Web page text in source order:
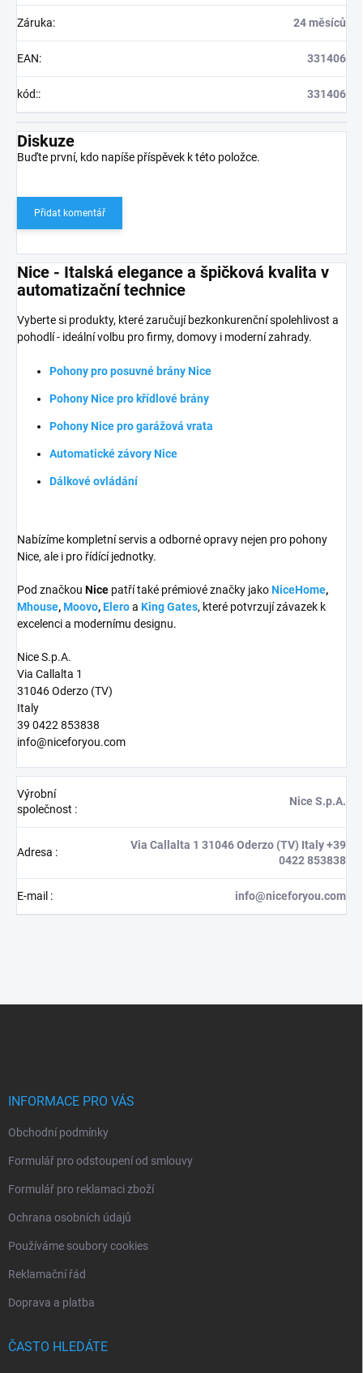
Záruka: 24 měsíců
EAN: 331406
kód:: 331406
Diskuze
Buďte první, kdo napíše příspěvek k této položce.
Přidat komentář
Nice - Italská elegance a špičková kvalita v
automatizační technice
Vyberte si produkty, které zaručují bezkonkurenční spolehlivost a
pohodlí - ideální volbu pro firmy, domovy i moderní zahrady.
Pohony pro posuvné brány Nice
Pohony Nice pro křídlové brány
Pohony Nice pro garážová vrata
Automatické závory Nice
Dálkové ovládání
Nabízíme kompletní servis a odborné opravy nejen pro pohony
Nice, ale i pro řídící jednotky.
Pod značkou Nice patří také prémiové značky jakoNiceHome,
Mhouse,Moovo,Eleroa King Gates, které potvrzují závazek k
excelenci a modernímu designu.
Nice S.p.A.
Via Callalta 1
31046 Oderzo (TV)
Italy
39 0422 853838
info@niceforyou.com
Výrobní
společnost :
Nice S.p.A.
Adresa :
Via Callalta 1 31046 Oderzo (TV) Italy +39
0422 853838
E-mail : info@niceforyou.com
INFORMACE PRO VÁS
Obchodní podmínky
Formulář pro odstoupení od smlouvy
Formulář pro reklamaci zboží
Ochrana osobních údajů
Používáme soubory cookies
Reklamační řád
Doprava a platba
ČASTO HLEDÁTE